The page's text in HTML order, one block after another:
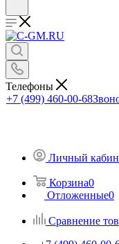
Телефоны
+7 (499) 460-00-68
Личный
Корзина0
Отложенные0
Сравнение